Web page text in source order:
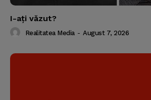
I-aţi văzut?
Realitatea Media - August 7, 2026